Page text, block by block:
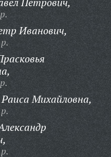
Иванович,
Михайловна,